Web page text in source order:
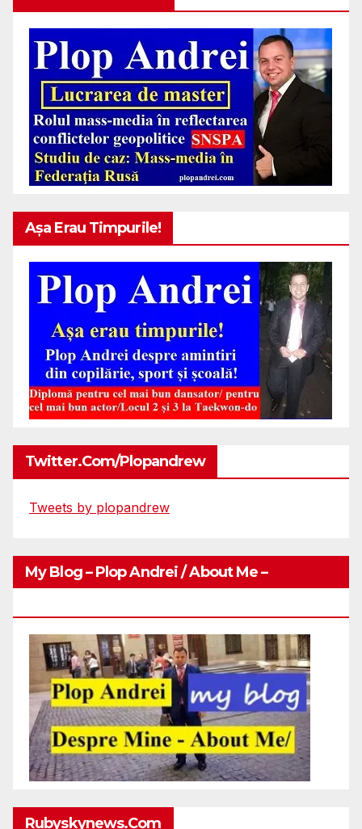
Așa Erau Timpurile!
Twitter.com/plopandrew
Tweets by plopandrew
My Blog – Plop Andrei / About Me –
Rubyskynews.com